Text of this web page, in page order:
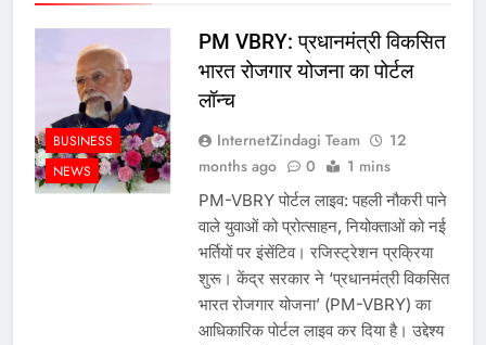
BUSINESS
NEWS
PM VBRY: प्रधानमंत्री विकसित
भारत रोजगार योजना का पोर्टल
लॉन्च
InternetZindagi Team
12
months ago
0 1 mins
PM-VBRY पोर्टल लाइव: पहली नौकरी पाने
वाले युवाओं को प्रोत्साहन, नियोक्ताओं को नई
भर्तियों पर इंसेंटिव। रजिस्ट्रेशन प्रक्रिया
शुरू। केंद्र सरकार ने ‘प्रधानमंत्री विकसित
भारत रोजगार योजना’ (PM-VBRY) का
आधिकारिक पोर्टल लाइव कर दिया है। उद्देश्य